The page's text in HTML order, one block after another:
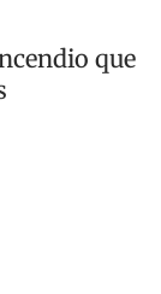
que